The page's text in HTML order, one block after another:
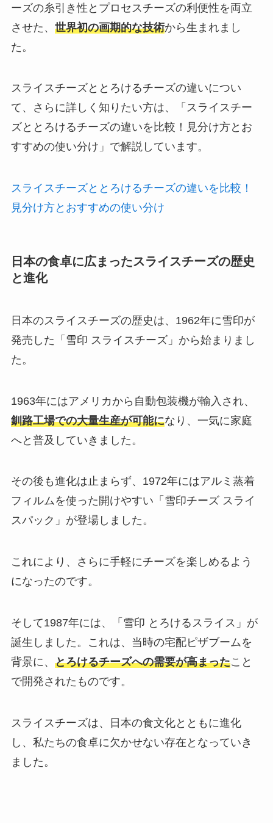
ーズの糸引き性とプロセスチーズの利便性を両立
させた、 世界初の画期的な技術から生まれまし
た。
スライスチーズととろけるチーズの違いについ
て、さらに詳しく知りたい方は、「スライスチー
ズととろけるチーズの違いを比較！見分け方とお
すすめの使い分け」で解説しています。
スライスチーズととろけるチーズの違いを比較！
見分け方とおすすめの使い分け
日本の食卓に広まったスライスチーズの歴史
と進化
日本のスライスチーズの歴史は、1962年に雪印が
発売した「雪印 スライスチーズ」から始まりまし
た。
1963年にはアメリカから自動包装機が輸入され、
釧路工場での大量生産が可能になり、一気に家庭
へと普及していきました。
その後も進化は止まらず、1972年にはアルミ蒸着
フィルムを使った開けやすい「雪印チーズ スライ
スパック」が登場しました。
これにより、さらに手軽にチーズを楽しめるよう
になったのです。
そして1987年には、「雪印 とろけるスライス」が
誕生しました。これは、当時の宅配ピザブームを
背景に、 とろけるチーズへの需要が高まったこと
で開発されたものです。
スライスチーズは、日本の食文化とともに進化
し、私たちの食卓に欠かせない存在となっていき
ました。